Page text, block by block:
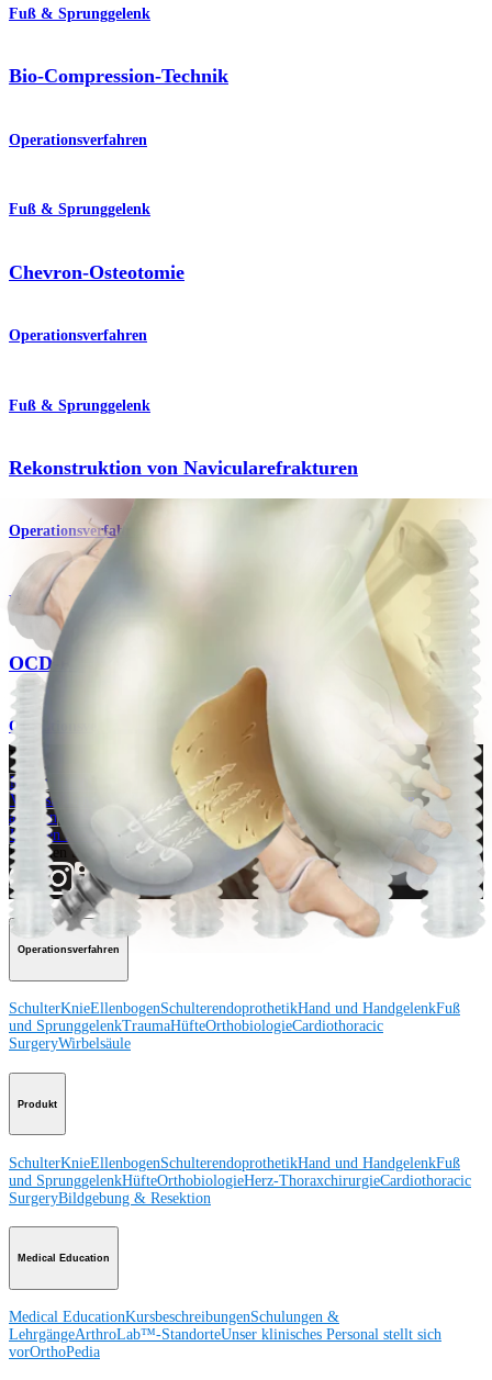
Fuß & Sprunggelenk
Bio-Compression-Technik
Operationsverfahren
Fuß & Sprunggelenk
Chevron-Osteotomie
Operationsverfahren
Fuß & Sprunggelenk
Rekonstruktion von Navicularefrakturen
Operationsverfahren
Knie
OCD-Fixierung
Operationsverfahren
Wie können wir Ihnen helfen?
Medizinproduktberater:in kontaktieren
Veranstaltungen, Lab-Vorführungen und Schulungsmöglichkeiten
ansehen
Unseren Newsletter abonnieren
Besuchen Sie uns
Operationsverfahren
SchulterKnieEllenbogenSchulterendoprothetikHand und HandgelenkFuß
und SprunggelenkTraumaHüfteOrthobiologieCardiothoracic
SurgeryWirbelsäule
Produkt
SchulterKnieEllenbogenSchulterendoprothetikHand und HandgelenkFuß
und SprunggelenkHüfteOrthobiologieHerz-ThoraxchirurgieCardiothoracic
SurgeryBildgebung & Resektion
Medical Education
Medical EducationKursbeschreibungenSchulungen &
LehrgängeArthroLab™-StandorteUnser klinisches Personal stellt sich
vorOrthoPedia